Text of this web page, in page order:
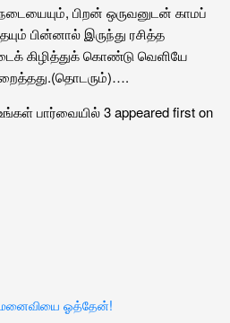
பிறன் ஒருவனுடன் காமப்
பின்னால் இருந்து ரசித்த
கிழித்துக் கொண்டு வெளியே
பார்வையில் 3 appeared first on
ஓத்தேன்!